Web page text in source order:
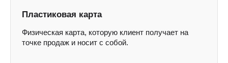
Пластиковая карта
Физическая карта, которую клиент получает на
точке продаж и носит с собой.